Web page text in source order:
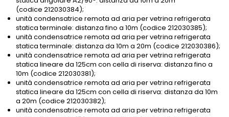
(codice 212030384);
unità condensatrice remota ad aria per vetrina refrigerata
statica terminale: distanza fino a 10m (codice 212030385);
unità condensatrice remota ad aria per vetrina refrigerata
statica terminale: distanza da 10m a 20m (codice 212030386);
unità condensatrice remota ad aria per vetrina refrigerata
statica lineare da 125cm con cella di riserva: distanza fino a
10m (codice 212030381);
unità condensatrice remota ad aria per vetrina refrigerata
statica lineare da 125cm con cella di riserva: distanza da 10m
a 20m (codice 212030382);
unità condensatrice remota ad aria per vetrina refrigerata